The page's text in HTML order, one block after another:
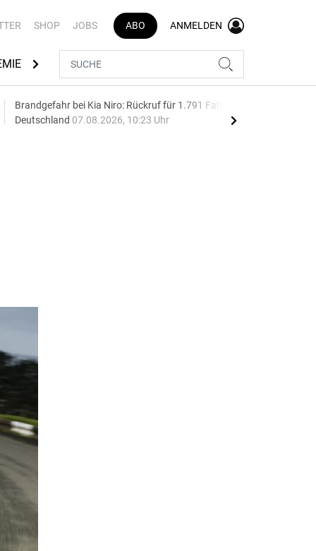
SHOP JOBS ABO ANMELDEN
AUTOMARKEN
Brandgefahr bei Kia Niro: Rückruf für 1.791 Fahrzeuge in
Deutschland 07.08.2026, 10:23 Uhr